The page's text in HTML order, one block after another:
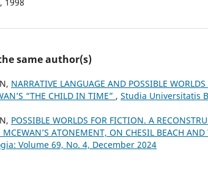
same author(s)
NARRATIVE LANGUAGE AND POSSIBLE
“THE CHILD IN TIME” , Studia Universitatis
POSSIBLE WORLDS FOR FICTION. A
ATONEMENT, ON CHESIL BEACH
Volume 69, No. 4, December 2024